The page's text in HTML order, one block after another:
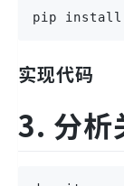
pip install
实现代码
3. 分析